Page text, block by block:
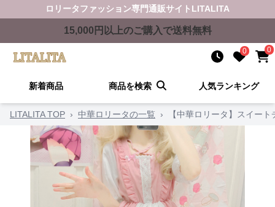
ロリータファッション専門通販サイト LITALITA
15,000 円以上のご購入で送料無料
0 0
新着商品 商品を検索 人気ランキング
LITALITA TOP › 中華ロリータの一覧 › 【中華ロリータ】スイー